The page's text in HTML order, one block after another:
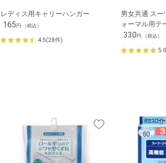
レディス用キャリーハンガー
165円 （税込）
4.5(28件)
男女共通 ス
ォーマル用テ
330円 （税込）